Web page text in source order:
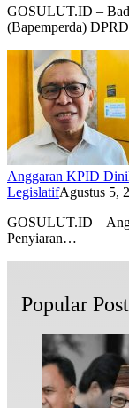
GOSULUT.ID –
(Bapemperda)
Anggaran KPID
LegislatifAgustus 5,
GOSULUT.ID –
Penyiaran…
Popular Post